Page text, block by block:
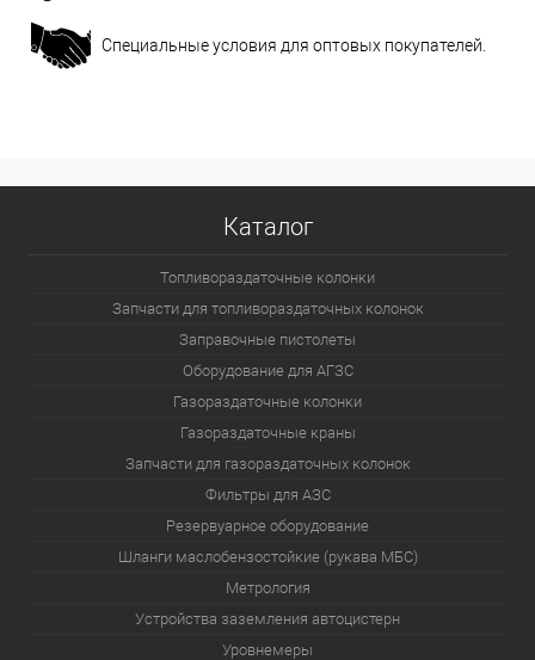
Специальные условия для оптовых покупателей.
Каталог
Топливораздаточные колонки
Запчасти для топливораздаточных колонок
Заправочные пистолеты
Оборудование для АГЗС
Газораздаточные колонки
Газораздаточные краны
Запчасти для газораздаточных колонок
Фильтры для АЗС
Резервуарное оборудование
Шланги маслобензостойкие (рукава МБС)
Метрология
Устройства заземления автоцистерн
Уровнемеры